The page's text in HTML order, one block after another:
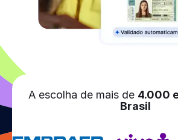
A escolha de mais de 4.000
Brasil